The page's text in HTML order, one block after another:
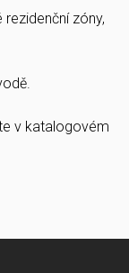
zóny,
v katalogovém